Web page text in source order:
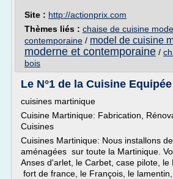
Site : http://actionprix.com
Thèmes liés : chaise de cuisine
contemporaine / model de cuisine
moderne et contemporaine /
bois
Le N°1 de la Cuisine
cuisines martinique
Cuisine Martinique: Fabrication,
Cuisines
Cuisines Martinique: Nous installons
aménagées sur toute la Martinique.
Anses d'arlet, le Carbet, case pilote, le
fort de france, le François, le